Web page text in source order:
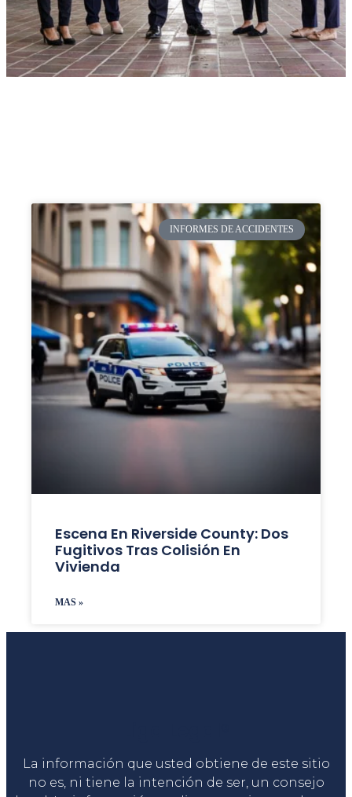
INFORMES DE ACCIDENTES
Escena En Riverside County: Dos
Fugitivos Tras Colisión En
Vivienda
MAS »
La información que usted obtiene de este sitio
no es, ni tiene la intención de ser, un consejo